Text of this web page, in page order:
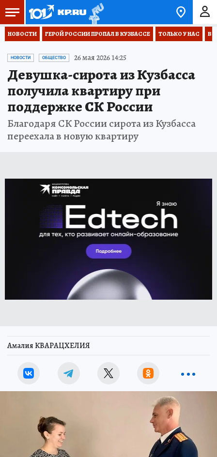
НОВОСТИ ГЕРОЙ РОССИИ ПРОПАЛ В КУЗБАССЕ ТОЛЬКО У НАС
НОВОСТИ ОБЩЕСТВО 26 мая 2026 14:25
Девушка-сирота из Кузбасса
получила квартиру при
поддержке СК России
Благодаря СК России сирота из Кузбасса
переехала в новую квартиру
Амалия КВАРАЦХЕЛИЯ